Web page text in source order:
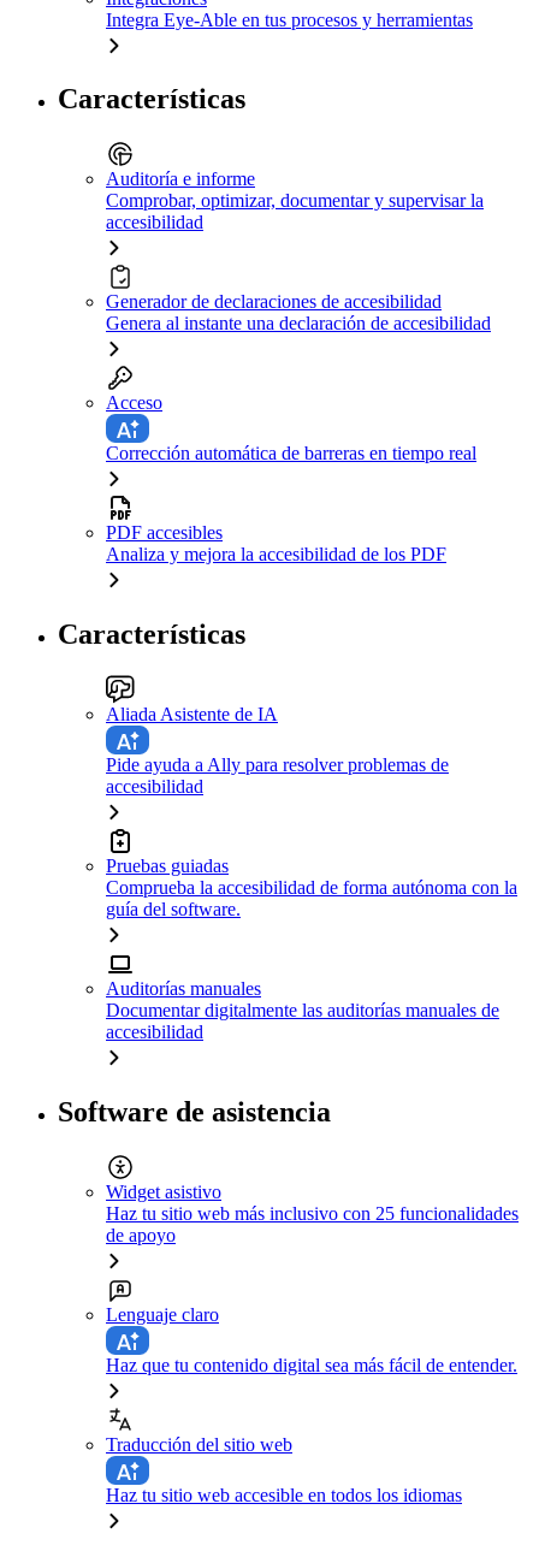
Integra Eye-Able en tus procesos y herramientas
Características
Auditoría e informe
Comprobar, optimizar, documentar y supervisar la
accesibilidad
Generador de declaraciones de accesibilidad
Genera al instante una declaración de accesibilidad
Acceso
Corrección automática de barreras en tiempo real
PDF accesibles
Analiza y mejora la accesibilidad de los PDF
Características
Aliada Asistente de IA
Pide ayuda a Ally para resolver problemas de
accesibilidad
Pruebas guiadas
Comprueba la accesibilidad de forma autónoma con la
guía del software.
Auditorías manuales
Documentar digitalmente las auditorías manuales de
accesibilidad
Software de asistencia
Widget asistivo
Haz tu sitio web más inclusivo con 25 funcionalidades
de apoyo
Lenguaje claro
Haz que tu contenido digital sea más fácil de entender.
Traducción del sitio web
Haz tu sitio web accesible en todos los idiomas